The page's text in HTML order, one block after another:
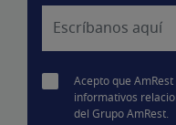
Acepto que
informativos
del Grupo AmRest.